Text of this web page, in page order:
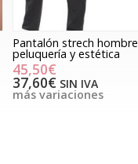
Pantalón strech hombre
peluquería y estética
45,50€
37,60€ SIN IVA
más variaciones